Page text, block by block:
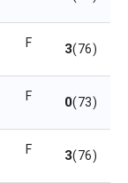
F 3(76)
F 0(73)
F 3(76)